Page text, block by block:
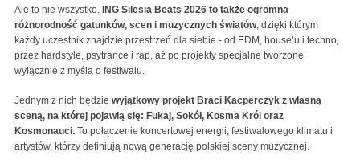
Ale to nie wszystko. ING Silesia Beats 2026 to także ogromna
różnorodność gatunków, scen i muzycznych światów, dzięki którym
każdy uczestnik znajdzie przestrzeń dla siebie - od EDM, house’u i techno,
przez hardstyle, psytrance i rap, aż po projekty specjalne tworzone
wyłącznie z myślą o festiwalu.
Jednym z nich będzie wyjątkowy projekt Braci Kacperczyk z własną
sceną, na której pojawią się: Fukaj, Sokół, Kosma Król oraz
Kosmonauci. To połączenie koncertowej energii, festiwalowego klimatu i
artystów, którzy definiują nową generację polskiej sceny muzycznej.